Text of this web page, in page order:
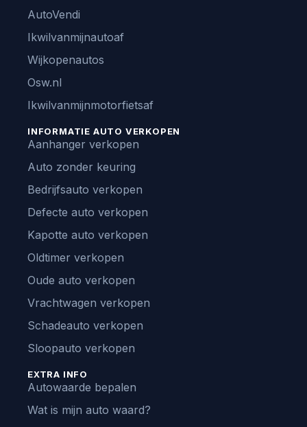
AutoVendi
Ikwilvanmijnautoaf
Wijkopenautos
Osw.nl
Ikwilvanmijnmotorfietsaf
INFORMATIE AUTO VERKOPEN
Aanhanger verkopen
Auto zonder keuring
Bedrijfsauto verkopen
Defecte auto verkopen
Kapotte auto verkopen
Oldtimer verkopen
Oude auto verkopen
Vrachtwagen verkopen
Schadeauto verkopen
Sloopauto verkopen
EXTRA INFO
Autowaarde bepalen
Wat is mijn auto waard?